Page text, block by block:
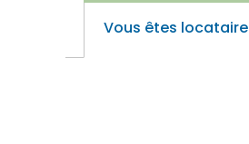
Vous êtes locataire